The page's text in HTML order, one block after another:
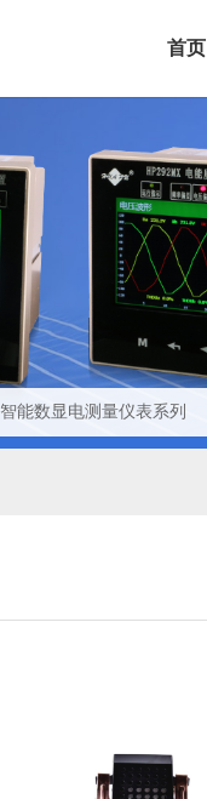
首页
智能数显电测量仪表系列